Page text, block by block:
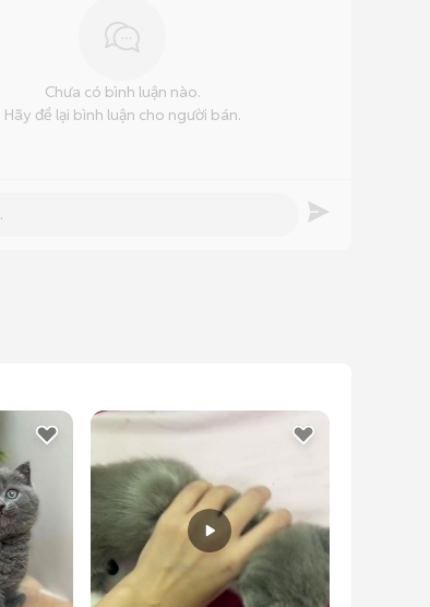
Chưa có bình luận nào.
Hãy để lại bình luận cho người bán.